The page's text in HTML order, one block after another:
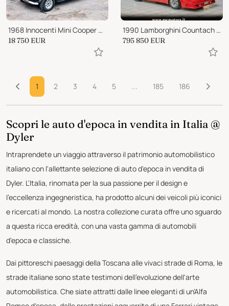
1968 Innocenti Mini Cooper MKII
18 750 EUR
1990 Lamborghini Countach 25th Anniversary
795 850 EUR
1 2 3 4 5 ... 185 186
Scopri le auto d'epoca in vendita in Italia @
Dyler
Intraprendete un viaggio attraverso il patrimonio automobilistico
italiano con l'allettante selezione di auto d'epoca in vendita di
Dyler. L'Italia, rinomata per la sua passione per il design e
l'eccellenza ingegneristica, ha prodotto alcuni dei veicoli più iconici
e ricercati al mondo. La nostra collezione curata offre uno sguardo
a questa ricca eredità, con una vasta gamma di automobili
d'epoca e classiche.
Dai pittoreschi paesaggi della Toscana alle vivaci strade di Roma, le
strade italiane sono state testimoni dell'evoluzione dell'arte
automobilistica. Che siate attratti dalle linee eleganti di un'Alfa